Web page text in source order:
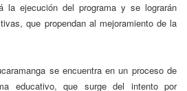
la ejecución del programa y se lograrán
que propendan al mejoramiento de la
se encuentra en un proceso de
educativo, que surge del intento por